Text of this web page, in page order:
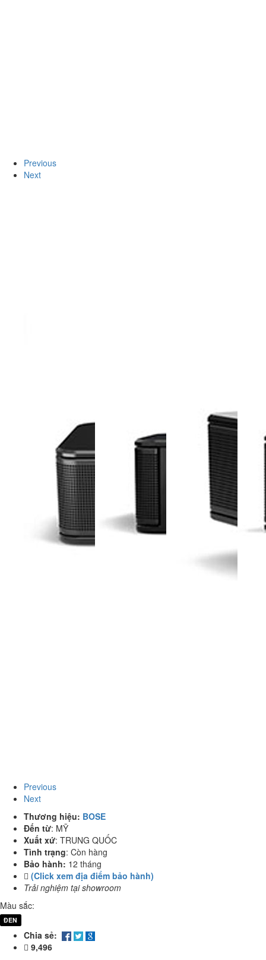
Previous
Next
Previous
Next
Thương hiệu: BOSE
Đến từ: MỸ
Xuất xứ: TRUNG QUỐC
Tình trạng: Còn hàng
Bảo hành: 12 tháng
(Click xem địa điểm bảo hành)
Trải nghiệm tại showroom
Màu sắc:
ĐEN
Chia sẻ:
9,496